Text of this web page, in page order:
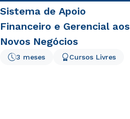
Sistema de Apoio
Financeiro e Gerencial aos
Novos Negócios
3 meses Cursos Livres